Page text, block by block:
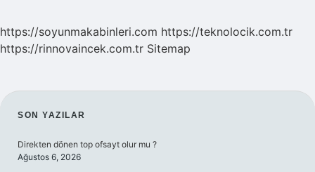
https://soyunmakabinleri.com https://teknolocik.com.tr
https://rinnovaincek.com.tr Sitemap
SIDEBAR
SON YAZILAR
Direkten dönen top ofsayt olur mu ?
Ağustos 6, 2026